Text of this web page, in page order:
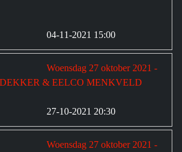
04-11-2021 15:00
Woensdag 27 oktober 2021 -
& EELCO MENKVELD
27-10-2021 20:30
Woensdag 27 oktober 2021 -